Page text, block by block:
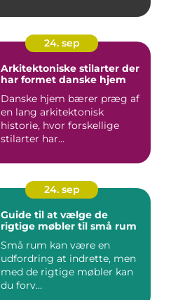
24. sep
Arkitektoniske stilarter der
har formet danske hjem
Danske hjem bærer præg af
en lang arkitektonisk
historie, hvor forskellige
stilarter har...
24. sep
Guide til at vælge de
rigtige møbler til små rum
Små rum kan være en
udfordring at indrette, men
med de rigtige møbler kan
du forv...